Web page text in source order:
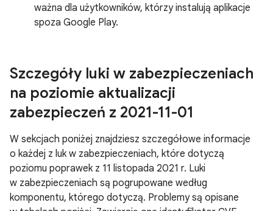
ważna dla użytkowników, którzy instalują aplikacje
spoza Google Play.
Szczegóły luki w zabezpieczeniach
na poziomie aktualizacji
zabezpieczeń z 2021-11-01
W sekcjach poniżej znajdziesz szczegółowe informacje
o każdej z luk w zabezpieczeniach, które dotyczą
poziomu poprawek z 11 listopada 2021 r. Luki
w zabezpieczeniach są pogrupowane według
komponentu, którego dotyczą. Problemy są opisane